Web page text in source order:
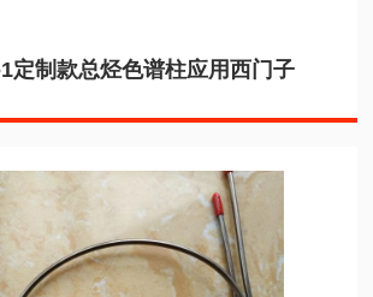
定制款总烃色谱柱应用西门子